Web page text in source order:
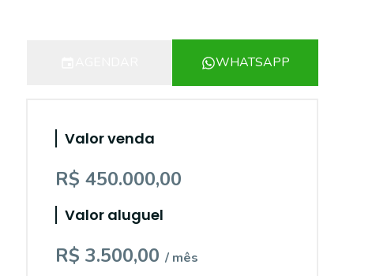
WHATSAPP
Valor venda
R$ 450.000,00
Valor aluguel
R$ 3.500,00 / mês